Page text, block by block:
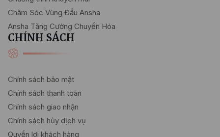
Chăm Sóc Vùng Đầu Ansha
Ansha Tăng Cường Chuyển Hóa
CHÍNH SÁCH
Chính sách bảo mật
Chính sách thanh toán
Chính sách giao nhận
Chính sách hủy dịch vụ
Quyền lợi khách hàng